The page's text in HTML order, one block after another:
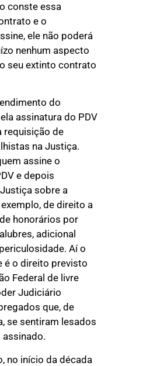
conste essa
e o
ele não poderá
nenhum aspecto
seu extinto contrato
do
assinatura do PDV
requisição de
na Justiça.
assine o
e depois
sobre a
de direito a
honorários por
adicional
Aí o
é o direito previsto
Federal de livre
Judiciário
que, de
se sentiram lesados
no início da década